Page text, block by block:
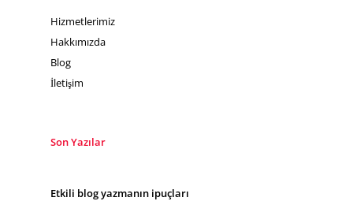
Hizmetlerimiz
Hakkımızda
Blog
İletişim
Son Yazılar
Etkili blog yazmanın ipuçları